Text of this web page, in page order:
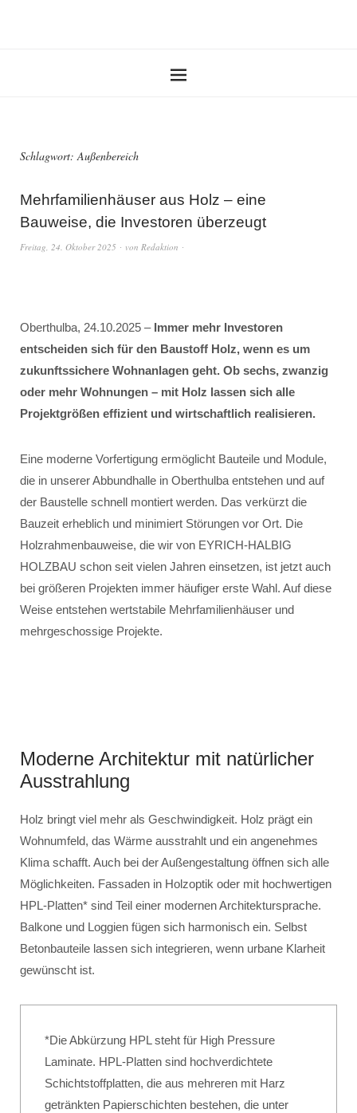
Schlagwort:Außenbereich
Mehrfamilienhäuser aus Holz – eine
Bauweise, die Investoren überzeugt
Freitag, 24. Oktober 2025 von Redaktion
Oberthulba, 24.10.2025 – Immer mehr Investoren
entscheiden sich für den Baustoff Holz, wenn es um
zukunftssichere Wohnanlagen geht. Ob sechs, zwanzig
oder mehr Wohnungen – mit Holz lassen sich alle
Projektgrößen effizient und wirtschaftlich realisieren.
Eine moderne Vorfertigung ermöglicht Bauteile und Module,
die in unserer Abbundhalle in Oberthulba entstehen und auf
der Baustelle schnell montiert werden. Das verkürzt die
Bauzeit erheblich und minimiert Störungen vor Ort. Die
Holzrahmenbauweise, die wir von EYRICH-HALBIG
HOLZBAU schon seit vielen Jahren einsetzen, ist jetzt auch
bei größeren Projekten immer häufiger erste Wahl. Auf diese
Weise entstehen wertstabile Mehrfamilienhäuser und
mehrgeschossige Projekte.
Moderne Architektur mit natürlicher
Ausstrahlung
Holz bringt viel mehr als Geschwindigkeit. Holz prägt ein
Wohnumfeld, das Wärme ausstrahlt und ein angenehmes
Klima schafft. Auch bei der Außengestaltung öffnen sich alle
Möglichkeiten. Fassaden in Holzoptik oder mit hochwertigen
HPL-Platten* sind Teil einer modernen Architektursprache.
Balkone und Loggien fügen sich harmonisch ein. Selbst
Betonbauteile lassen sich integrieren, wenn urbane Klarheit
gewünscht ist.
*Die Abkürzung HPL steht für High Pressure
Laminate. HPL-Platten sind hochverdichtete
Schichtstoffplatten, die aus mehreren mit Harz
getränkten Papierschichten bestehen, die unter